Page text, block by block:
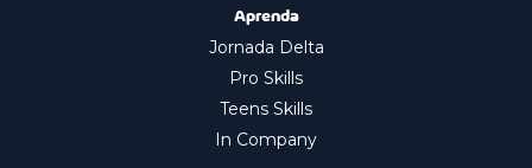
Aprenda
Jornada Delta
Pro Skills
Teens Skills
In Company